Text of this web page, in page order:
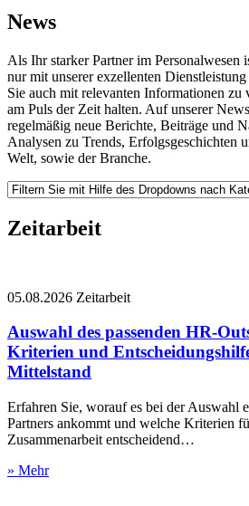
News
Als Ihr starker Partner im Personalwesen
nur mit unserer exzellenten
Sie auch mit relevanten Informationen zu
am Puls der Zeit halten. Auf unserer
regelmäßig neue Berichte, Beiträge und
Analysen zu Trends, Erfolgsgeschichten
Welt, sowie der Branche.
Zeitarbeit
05.08.2026 Zeitarbeit
Auswahl des passenden HR-
Kriterien und
Mittelstand
Erfahren Sie, worauf es bei der Auswahl
Partners ankommt und welche Kriterien
Zusammenarbeit entscheidend…
» Mehr